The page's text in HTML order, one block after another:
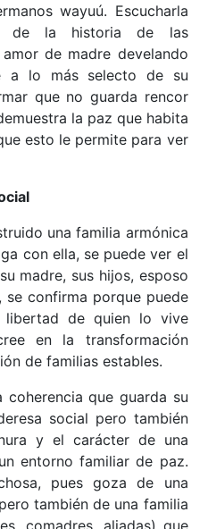
wayuú. Escucharla
de la historia de las
de madre develando
a lo más selecto de su
que no guarda rencor
la paz que habita
esto le permite para ver
una familia armónica
con ella, se puede ver el
madre, sus hijos, esposo
se confirma porque puede
de quien lo vive
en la transformación
de familias estables.
que guarda su
social pero también
y el carácter de una
entorno familiar de paz.
pues goza de una
también de una familia